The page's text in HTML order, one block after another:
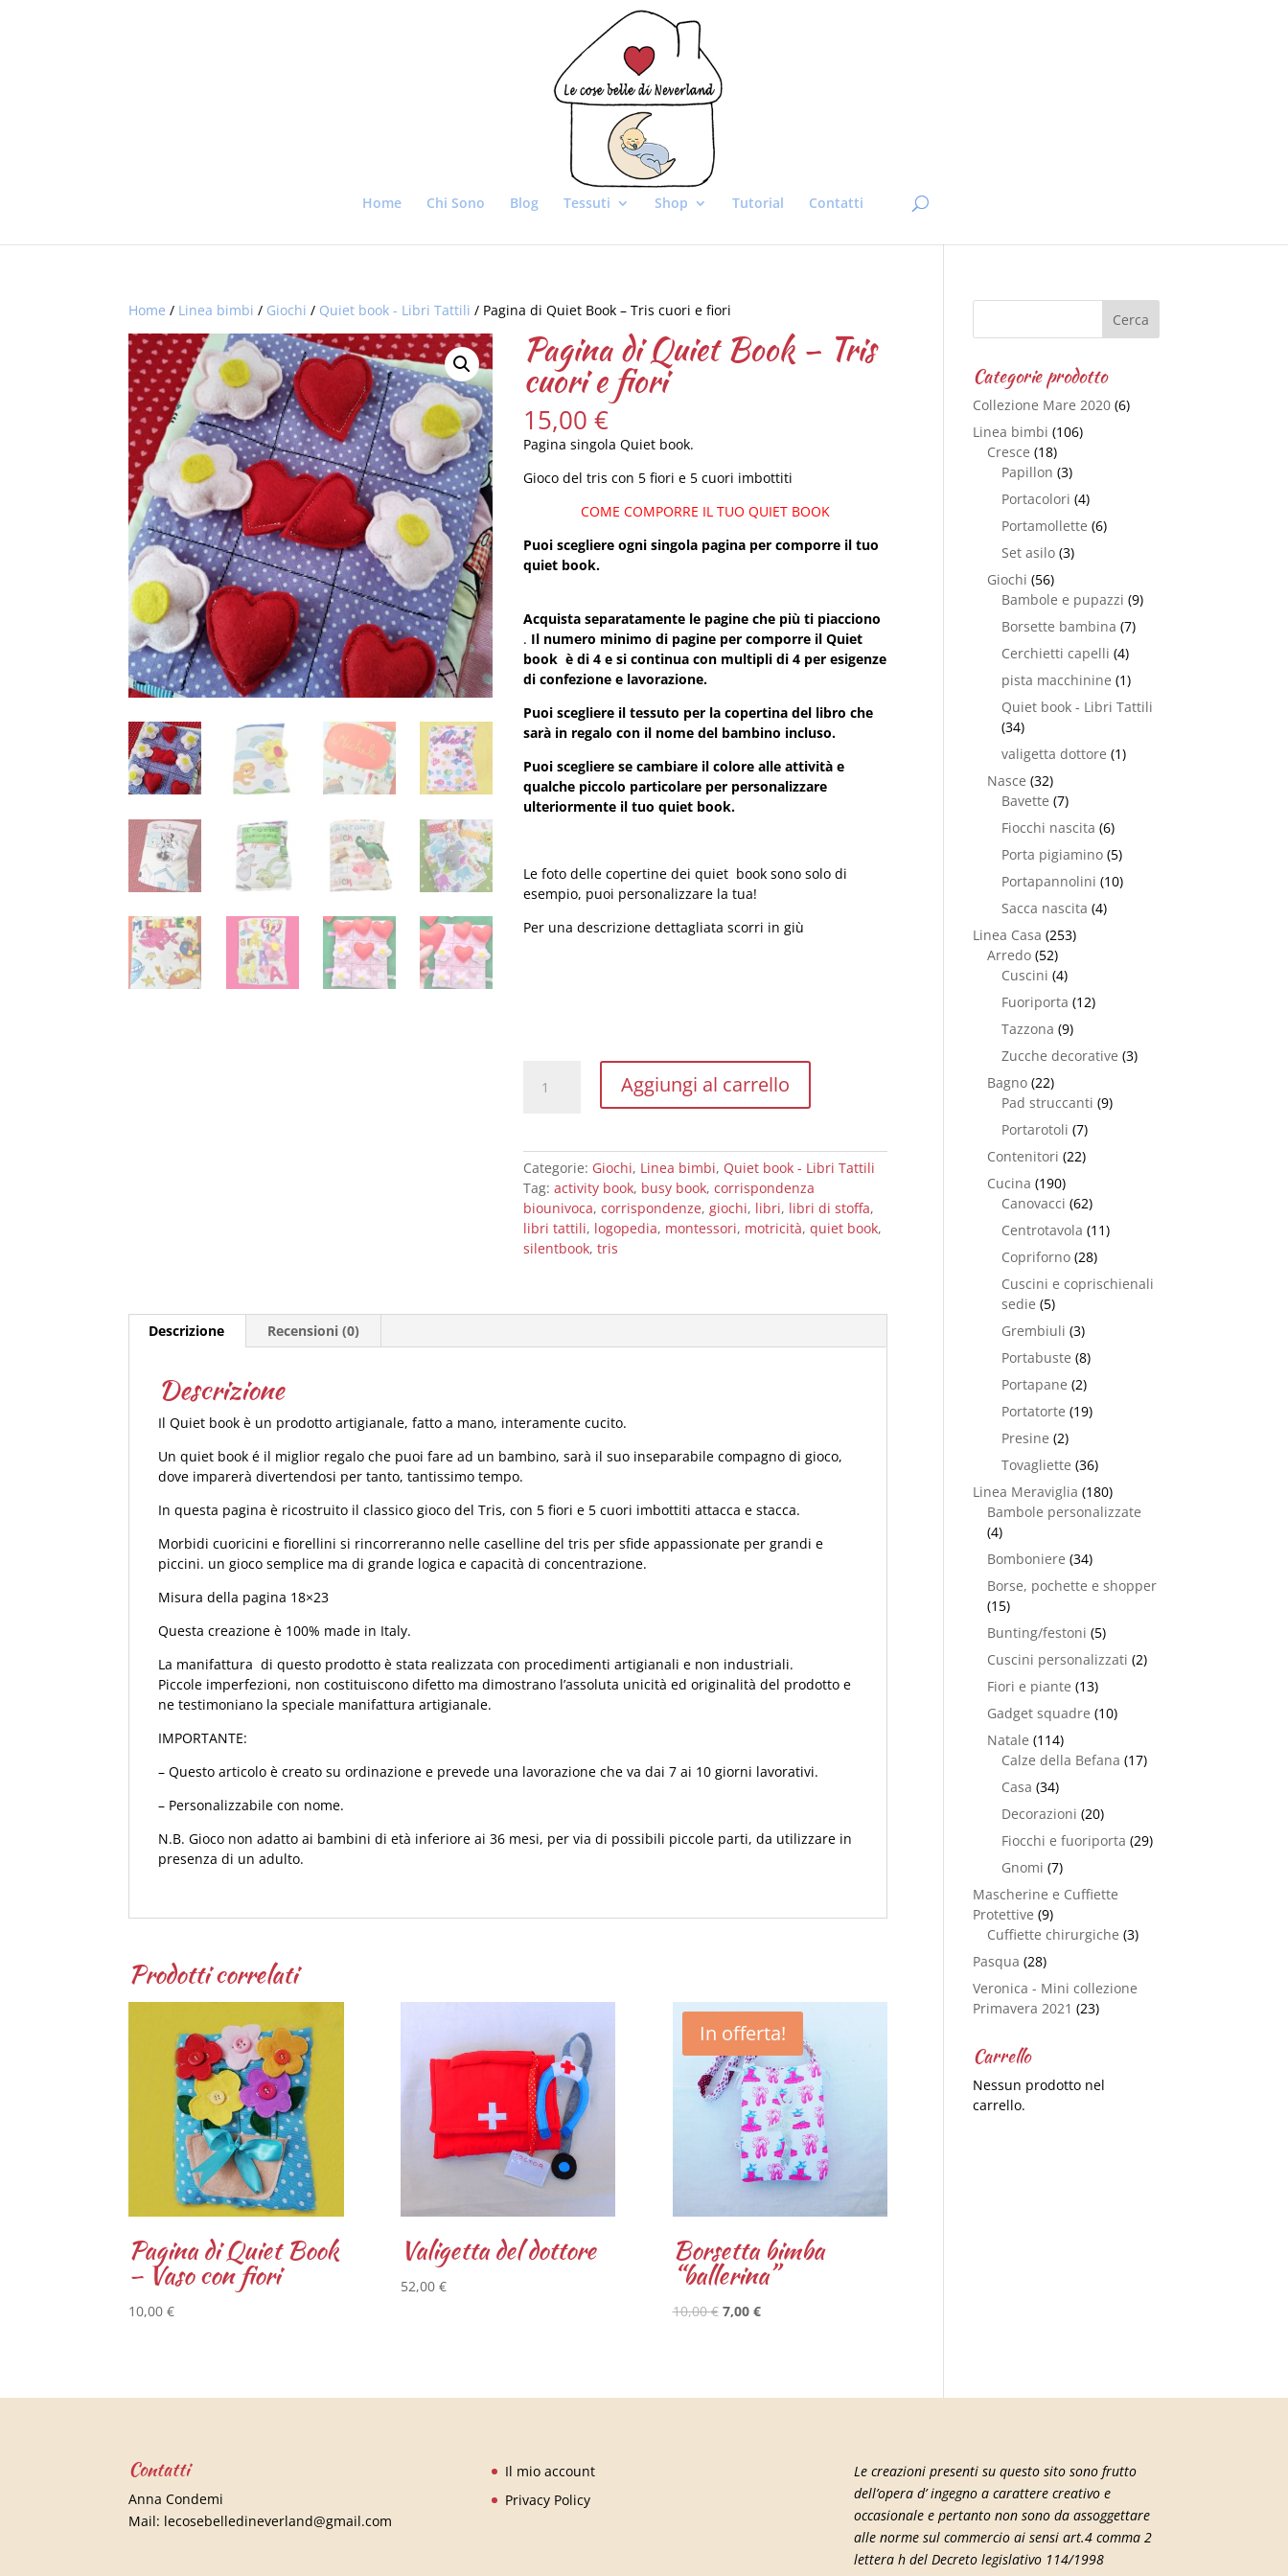
Home Chi Sono Blog Tessuti Shop Tutorial Contatti
Home / Linea bimbi / Giochi / Quiet book - Libri Tattili / Pagina di Quiet Book – Tris cuori e fiori
Pagina di Quiet Book – Tris
cuori e fiori
15,00€
Pagina singola Quiet book.
Gioco del tris con 5 fiori e 5 cuori imbottiti
COME COMPORRE IL TUO QUIET BOOK
Puoi scegliere ogni singola pagina per comporre il tuo
quiet book.
Acquista separatamente le pagine che più ti piacciono
. Il numero minimo di pagine per comporre il Quiet
book è di 4 e si continua con multipli di 4 per esigenze
di confezione e lavorazione.
Puoi scegliere il tessuto per la copertina del libro che
sarà in regalo con il nome del bambino incluso.
Puoi scegliere se cambiare il colore alle attività e
qualche piccolo particolare per personalizzare
ulteriormente il tuo quiet book.
Le foto delle copertine dei quiet book sono solo di
esempio, puoi personalizzare la tua!
Per una descrizione dettagliata scorri in giù
-
Tris
cuori
e
fiori
quantità
Aggiungi al carrello
Categorie: Giochi, Linea bimbi, Quiet book - Libri Tattili
Tag:activity book, busy book,corrispondenza
biounivoca,corrispondenze,giochi, libri, libri di stoffa,
libri tattili, logopedia, montessori, motricità,quiet book,
silentbook,tris
Descrizione Recensioni (0)
Descrizione
Il Quiet book è un prodotto artigianale, fatto a mano, interamente cucito.
Un quiet book é il miglior regalo che puoi fare ad un bambino, sarà il suo inseparabile compagno di gioco,
dove imparerà divertendosi per tanto, tantissimo tempo.
In questa pagina è ricostruito il classico gioco del Tris, con 5 fiori e 5 cuori imbottiti attacca e stacca.
Morbidi cuoricini e fiorellini si rincorreranno nelle caselline del tris per sfide appassionate per grandi e
piccini. un gioco semplice ma di grande logica e capacità di concentrazione.
Misura della pagina 18×23
Questa creazione è 100% made in Italy.
La manifattura di questo prodotto è stata realizzata con procedimenti artigianali e non industriali.
Piccole imperfezioni, non costituiscono difetto ma dimostrano l’assoluta unicità ed originalità del prodotto e
ne testimoniano la speciale manifattura artigianale.
IMPORTANTE:
– Questo articolo è creato su ordinazione e prevede una lavorazione che va dai 7 ai 10 giorni lavorativi.
– Personalizzabile con nome.
N.B. Gioco non adatto ai bambini di età inferiore ai 36 mesi, per via di possibili piccole parti, da utilizzare in
presenza di un adulto.
Prodotti correlati
Pagina di Quiet Book
– Vaso con fiori
10,00€
Valigetta del dottore
52,00 €
In offerta!
Borsetta bimba
“ballerina”
10,00€ 7,00 €
Categorie prodotto
Collezione Mare 2020 (6)
Linea bimbi (106)
Cresce (18)
Papillon (3)
Portacolori (4)
Portamollette (6)
Set asilo (3)
Giochi (56)
Bambole e pupazzi (9)
Borsette bambina (7)
Cerchietti capelli (4)
pista macchinine (1)
Quiet book - Libri Tattili
(34)
valigetta dottore (1)
Nasce (32)
Bavette (7)
Fiocchi nascita (6)
Porta pigiamino (5)
Portapannolini (10)
Sacca nascita (4)
Linea Casa (253)
Arredo (52)
Cuscini (4)
Fuoriporta (12)
Tazzona (9)
Zucche decorative (3)
Bagno (22)
Pad struccanti (9)
Portarotoli (7)
Contenitori (22)
Cucina (190)
Canovacci (62)
Centrotavola (11)
Copriforno (28)
Cuscini e coprischienali
sedie (5)
Grembiuli (3)
Portabuste (8)
Portapane (2)
Portatorte (19)
Presine (2)
Tovagliette (36)
Linea Meraviglia (180)
Bambole personalizzate
(4)
Bomboniere (34)
Borse, pochette e shopper
(15)
Bunting/festoni (5)
Cuscini personalizzati (2)
Fiori e piante (13)
Gadget squadre (10)
Natale (114)
Calze della Befana (17)
Casa (34)
Decorazioni (20)
Fiocchi e fuoriporta (29)
Gnomi (7)
Mascherine e Cuffiette
Protettive (9)
Cuffiette chirurgiche (3)
Pasqua (28)
Veronica - Mini collezione
Primavera 2021 (23)
Carrello
Nessun prodotto nel
carrello.
Contatti
Anna Condemi
Mail: lecosebelledineverland@gmail.com
Il mio account
Privacy Policy
Le creazioni presenti su questo sito sono frutto
dell’opera d’ ingegno a carattere creativo e
occasionale e pertanto non sono da assoggettare
alle norme sul commercio ai sensi art.4 comma 2
lettera h del Decreto legislativo 114/1998